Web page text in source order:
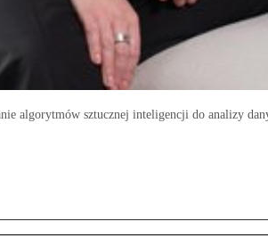
algorytmów sztucznej inteligencji do analizy